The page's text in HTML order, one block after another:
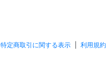
特定商取引に関する表示 利用規約